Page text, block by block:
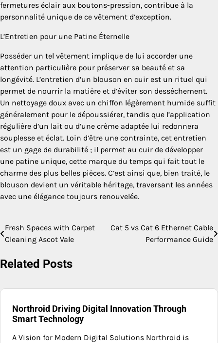
fermetures éclair aux boutons-pression, contribue à la
personnalité unique de ce vêtement d’exception.
L’Entretien pour une Patine Éternelle
Posséder un tel vêtement implique de lui accorder une
attention particulière pour préserver sa beauté et sa
longévité. L’entretien d’un blouson en cuir est un rituel qui
permet de nourrir la matière et d’éviter son dessèchement.
Un nettoyage doux avec un chiffon légèrement humide suffit
généralement pour le dépoussiérer, tandis que l’application
régulière d’un lait ou d’une crème adaptée lui redonnera
souplesse et éclat. Loin d’être une contrainte, cet entretien
est un gage de durabilité ; il permet au cuir de développer
une patine unique, cette marque du temps qui fait tout le
charme des plus belles pièces. C’est ainsi que, bien traité, le
blouson devient un véritable héritage, traversant les années
avec une élégance toujours renouvelée.
Post
navigation
Fresh Spaces with Carpet
Cleaning Ascot Vale
Cat 5 vs Cat 6 Ethernet Cable
Performance Guide
Related Posts
Northroid Driving Digital Innovation Through
Smart Technology
A Vision for Modern Digital Solutions Northroid is